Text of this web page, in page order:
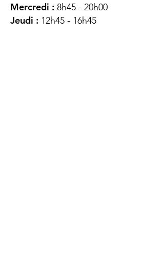
Mercredi : 8h45 - 20h00
Jeudi : 12h45 - 16h45